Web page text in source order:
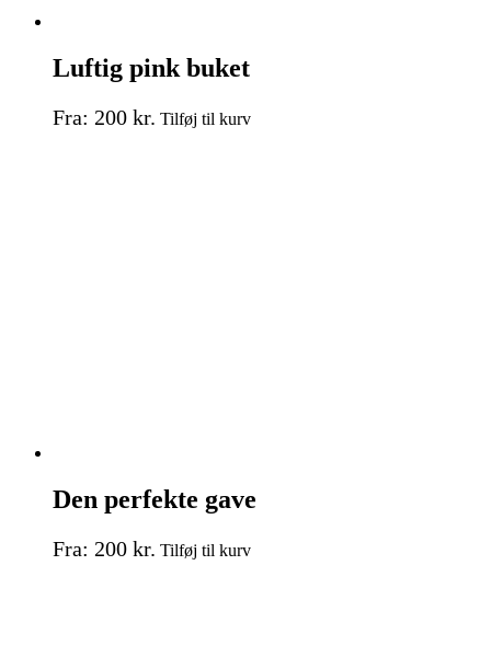
Luftig pink buket
Fra: 200 kr. Tilføj til kurvDette
Den perfekte gave
Fra: 200 kr. Tilføj til kurvDette